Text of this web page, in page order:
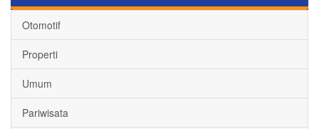
Otomotif
Properti
Umum
Pariwisata